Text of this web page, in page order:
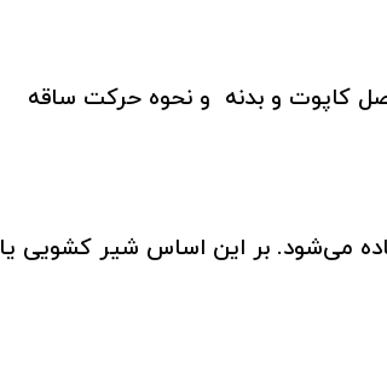
کاپوت و بدنه و نحوه حرکت ساقه
می‌شود. بر این اساس شیر کشویی یا